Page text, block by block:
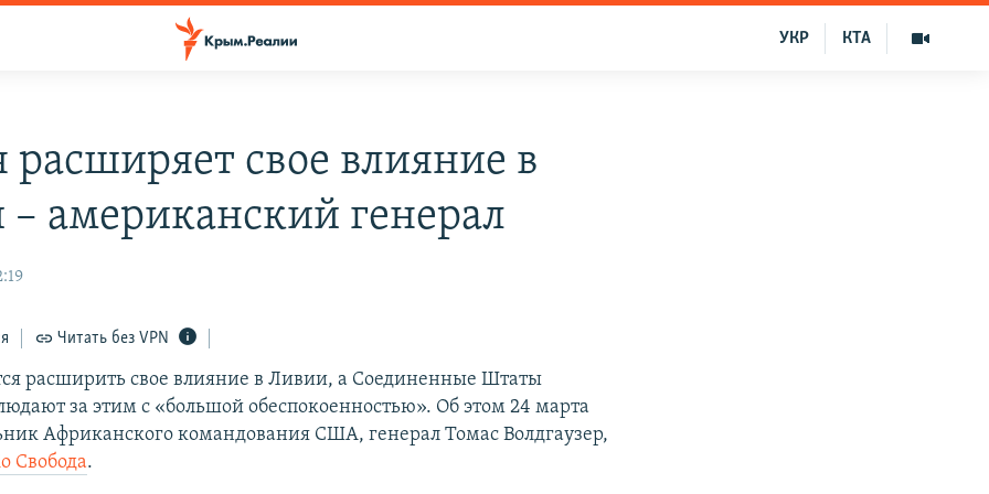
КТА
УКР
расширяет свое влияние в
американский генерал
Читать без VPN
расширить свое влияние в Ливии, а Соединенные Штаты
за этим с «большой обеспокоенностью». Об этом 24 марта
Африканского командования США, генерал Томас Волдгаузер,
Свобода.